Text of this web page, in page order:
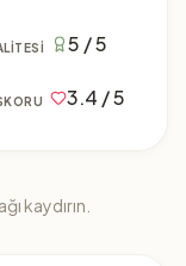
5 / 5
3.4 / 5
kaydırın.